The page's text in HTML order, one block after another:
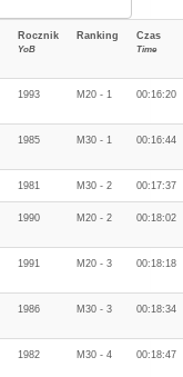
Rocznik
YoB
Ranking Czas
Time
1993 M20 - 1 00:16:20
1985 M30 - 1 00:16:44
1981 M30 - 2 00:17:37
1990 M20 - 2 00:18:02
1991 M20 - 3 00:18:18
1986 M30 - 3 00:18:34
1982 M30 - 4 00:18:47